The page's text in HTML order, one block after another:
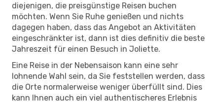
diejenigen, die preisgünstige Reisen buchen
möchten. Wenn Sie Ruhe genießen und nichts
dagegen haben, dass das Angebot an Aktivitäten
eingeschränkter ist, dann ist dies definitiv die beste
Jahreszeit für einen Besuch in Joliette.
Eine Reise in der Nebensaison kann eine sehr
lohnende Wahl sein, da Sie feststellen werden, dass
die Orte normalerweise weniger überfüllt sind. Dies
kann Ihnen auch ein viel authentischeres Erlebnis